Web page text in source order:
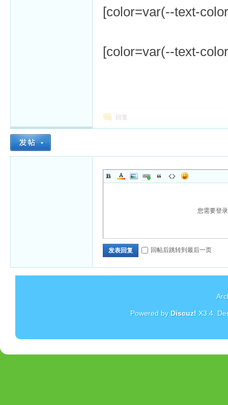
[color=var(--text-
[color=var(--text-
回复
您需要登
发表回复 回帖后跳转到最后一页
Powered by Discuz! X3.4.